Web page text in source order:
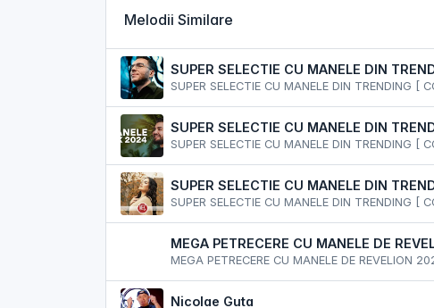
Melodii Similare
SUPER SELECTIE CU MANELE DIN TRENDING
MEGA PETRECERE CU MANELE DE
MEGA PETRECERE CU MANELE DE REVELION
Nicolae Guta